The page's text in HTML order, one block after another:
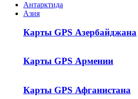
Антарктида
Азия
Карты GPS Азербайджана
Карты GPS Армении
Карты GPS Афганистана